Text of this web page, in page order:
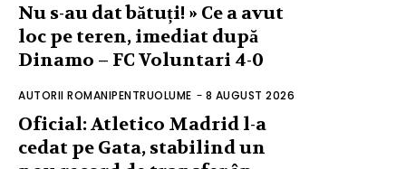
Nu s-au dat bătuți! » Ce a avut
loc pe teren, imediat după
Dinamo – FC Voluntari 4-0
AUTORII ROMANIPENTRUOLUME - 8 AUGUST 2026
Oficial: Atletico Madrid l-a
cedat pe Gata, stabilind un